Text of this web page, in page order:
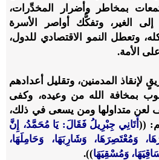
بمخاطر وأضرار المخدِّرات،
الغير، وتفكُّك أواصر الأسرة
وتعطل النمو الاقتصادي للدول،
الأمة.
لإنقاذ المدمنين، وتقليل أعدادهم
بمخافة الله من وعيده، وكفى
لعن متداولها ومن يسعى في ذلك،
((أَتَانِي جِبْرِيلُ فَقَالَ: يَا مُحَمَّدُ، إِنَّ
وَمُعْتَصِرَهَا، وَشَارِبَهَا، وَحَامِلَهَا،
وَمُسْقِيَهَا)).